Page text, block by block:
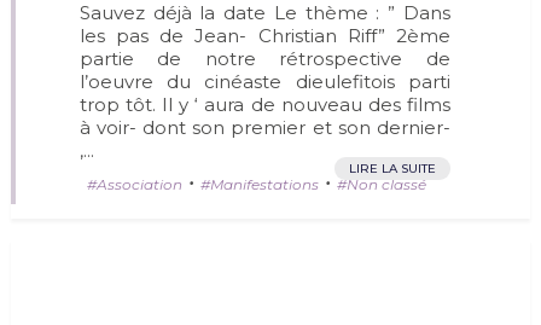
Sauvez déjà la date Le thème : ” Dans
les pas de Jean- Christian Riff” 2ème
partie de notre rétrospective de
l’oeuvre du cinéaste dieulefitois parti
trop tôt. Il y ‘ aura de nouveau des films
à voir- dont son premier et son dernier-
,...
LIRE LA SUITE
Association • Manifestations • Non classé